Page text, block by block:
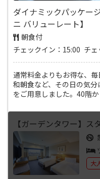
ダイナミックパッケー
ニ バリューレート】
朝食付
チェックイン：15:00 チ
通常料金よりもお得な、
和朝食など、その日の気
をご用意しました。40階か
【ガーデンタワー】
大